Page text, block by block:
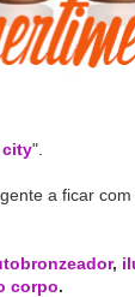
city".
a ficar
,
corpo.